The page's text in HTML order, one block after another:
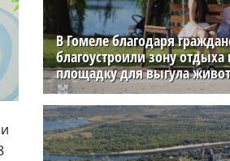
В Гомеле благодаря
благоустроили зону
площадку для выгула